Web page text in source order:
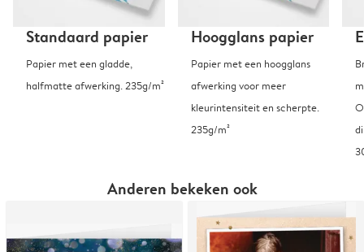
Standaard papier
Papier met een gladde,
halfmatte afwerking. 235g/m²
Hoogglans papier
Papier met een hoogglans
afwerking voor meer
kleurintensiteit en scherpte.
235g/m²
Anderen bekeken ook